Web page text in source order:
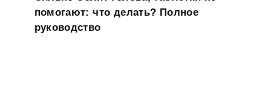
помогают: что делать? Полное
руководство